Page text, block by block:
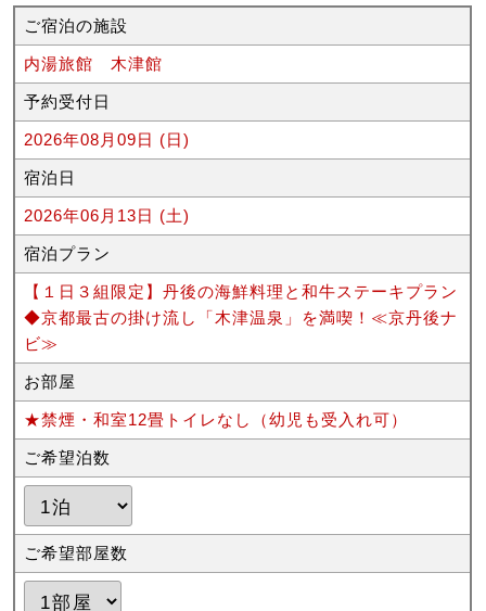
ご宿泊の施設
内湯旅館 木津館
予約受付日
2026年08月09日 (日)
宿泊日
2026年06月13日 (土)
宿泊プラン
【１日３組限定】丹後の海鮮料理と和牛ステーキプラン
◆京都最古の掛け流し「木津温泉」を満喫！≪京丹後ナ
ビ≫
お部屋
★禁煙・和室12畳トイレなし（幼児も受入れ可）
ご希望泊数
ご希望部屋数